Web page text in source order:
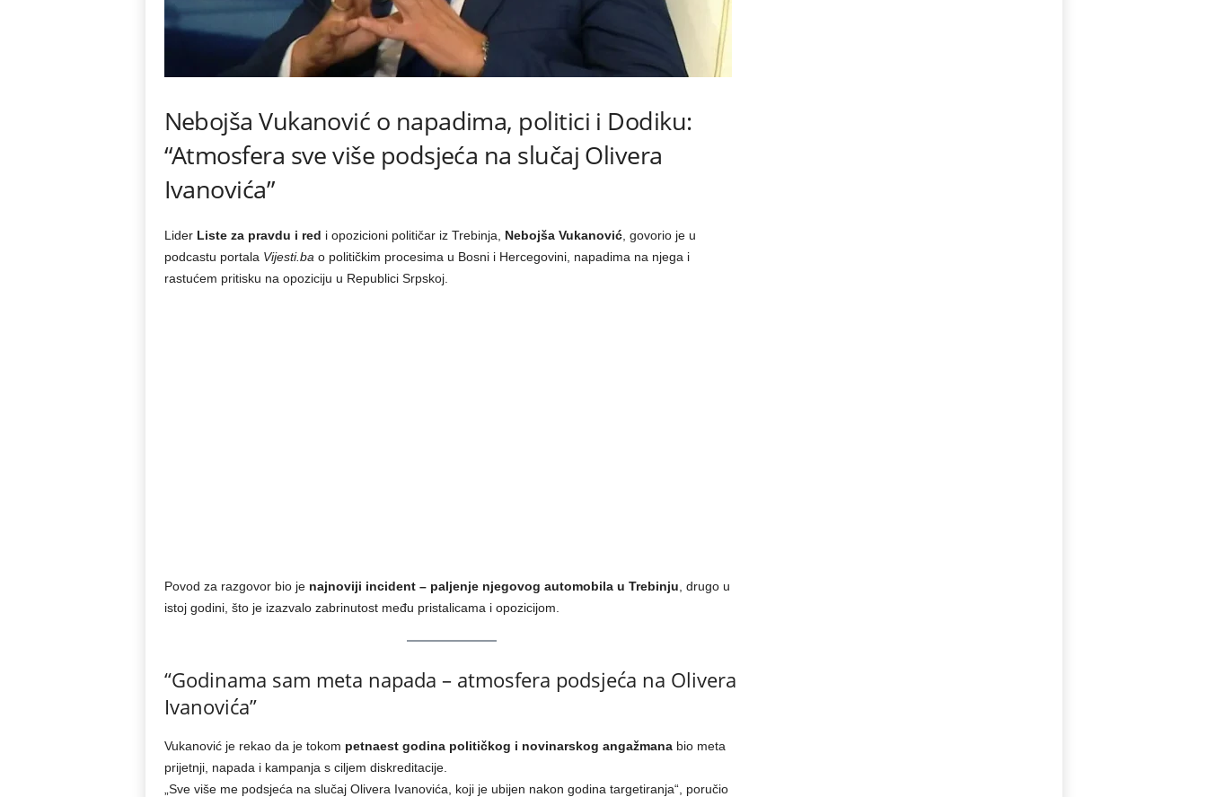
Nebojša Vukanović o napadima, politici i Dodiku:
“Atmosfera sve više podsjeća na slučaj Olivera
Ivanovića”
Lider Liste za pravdu i red i opozicioni političar iz Trebinja, Nebojša Vukanović, govorio je u
podcastu portala Vijesti.ba o političkim procesima u Bosni i Hercegovini, napadima na njega i
rastućem pritisku na opoziciju u Republici Srpskoj.
Povod za razgovor bio je najnoviji incident – paljenje njegovog automobila u Trebinju , drugo u
istoj godini, što je izazvalo zabrinutost među pristalicama i opozicijom.
“Godinama sam meta napada – atmosfera podsjeća na Olivera
Ivanovića”
Vukanović je rekao da je tokom petnaest godina političkog i novinarskog angažmanabio meta
prijetnji, napada i kampanja s ciljem diskreditacije.
„Sve više me podsjeća na slučaj Olivera Ivanovića, koji je ubijen nakon godina targetiranja“, poručio